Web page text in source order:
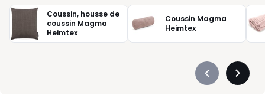
Coussin, housse de
coussin Magma
Heimtex
Coussin Magma
Heimtex
Précédent